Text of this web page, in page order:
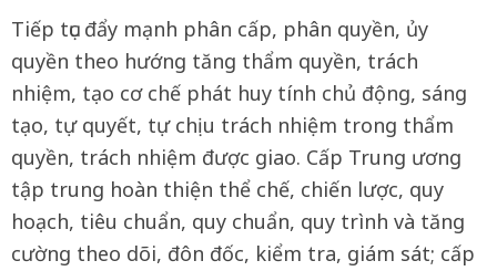
Tiếp tục đẩy mạnh phân cấp, phân quyền, ủy
quyền theo hướng tăng thẩm quyền, trách
nhiệm, tạo cơ chế phát huy tính chủ động, sáng
tạo, tự quyết, tự chịu trách nhiệm trong thẩm
quyền, trách nhiệm được giao. Cấp Trung ương
tập trung hoàn thiện thể chế, chiến lược, quy
hoạch, tiêu chuẩn, quy chuẩn, quy trình và tăng
cường theo dõi, đôn đốc, kiểm tra, giám sát; cấp